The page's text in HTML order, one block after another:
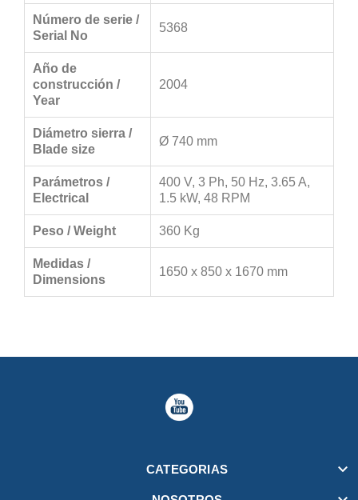
Número de serie /
Serial No
5368
Año de
construcción /
Year
2004
Diámetro sierra /
Blade size
Ø 740 mm
Parámetros /
Electrical
400 V, 3 Ph, 50 Hz, 3.65 A,
1.5 kW, 48 RPM
Peso / Weight 360 Kg
Medidas /
Dimensions
1650 x 850 x 1670 mm
CATEGORIAS 